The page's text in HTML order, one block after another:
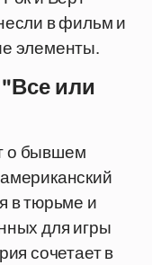
в фильм и
элементы.
или
о бывшем
в тюрьме и
для игры
сочетает в